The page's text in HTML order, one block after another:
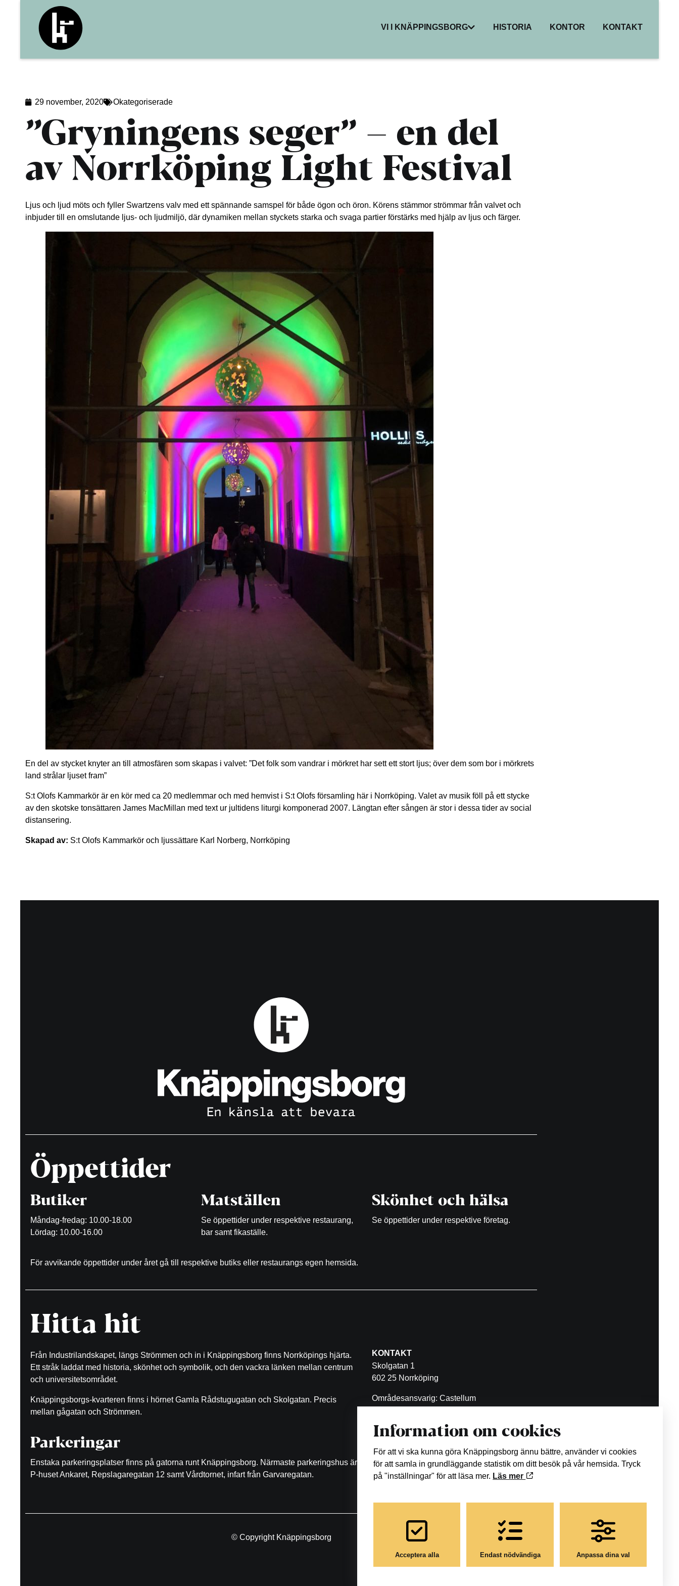
VI I KNÄPPINGSBORG
RESTAURANGER
HISTORIA KONTOR KONTAKT
29 november, 2020 Okategoriserade
”Gryningens seger” – en del
av Norrköping Light Festival
Ljus och ljud möts och fyller Swartzens valv med ett spännande samspel för både ögon och öron. Körens stämmor strömmar från valvet och
inbjuder till en omslutande ljus- och ljudmiljö, där dynamiken mellan styckets starka och svaga partier förstärks med hjälp av ljus och färger.
En del av stycket knyter an till atmosfären som skapas i valvet: ”Det folk som vandrar i mörkret har sett ett stort ljus; över dem som bor i mörkrets
land strålar ljuset fram”
S:t Olofs Kammarkör är en kör med ca 20 medlemmar och med hemvist i S:t Olofs församling här i Norrköping. Valet av musik föll på ett stycke
av den skotske tonsättaren James MacMillan med text ur jultidens liturgi komponerad 2007. Längtan efter sången är stor i dessa tider av social
distansering.
Skapad av: S:t Olofs Kammarkör och ljussättare Karl Norberg, Norrköping
Öppettider
Butiker
Måndag-fredag: 10.00-18.00
Lördag: 10.00-16.00
Matställen
Se öppettider under respektive restaurang,
bar samt fikaställe.
Skönhet och hälsa
Se öppettider under respektive företag.
För avvikande öppettider under året gå till respektive butiks eller restaurangs egen hemsida.
Hitta hit
Från Industrilandskapet, längs Strömmen och in i Knäppingsborg finns Norrköpings hjärta.
Ett stråk laddat med historia, skönhet och symbolik, och den vackra länken mellan centrum
och universitetsområdet.
Knäppingsborgs-kvarteren finns i hörnet Gamla Rådstugugatan och Skolgatan. Precis
mellan gågatan och Strömmen.
Parkeringar
Enstaka parkeringsplatser finns på gatorna runt Knäppingsborg. Närmaste parkeringshus är
P-huset Ankaret, Repslagaregatan 12 samt Vårdtornet, infart från Garvaregatan.
KONTAKT
Skolgatan 1
602 25 Norrköping
Områdesansvarig: Castellum
011-470 53 11
malin.eklof@castellum.se
© Copyright Knäppingsborg
Information om cookies
För att vi ska kunna göra Knäppingsborg ännu bättre, använder vi cookies
för att samla in grundläggande statistik om ditt besök på vår hemsida. Tryck
på "inställningar" för att läsa mer. Läs mer
Acceptera alla Endast nödvändiga Anpassa dina val